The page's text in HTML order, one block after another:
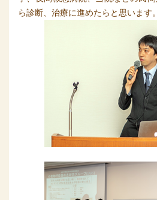
ら診断、治療に進めたらと思います。